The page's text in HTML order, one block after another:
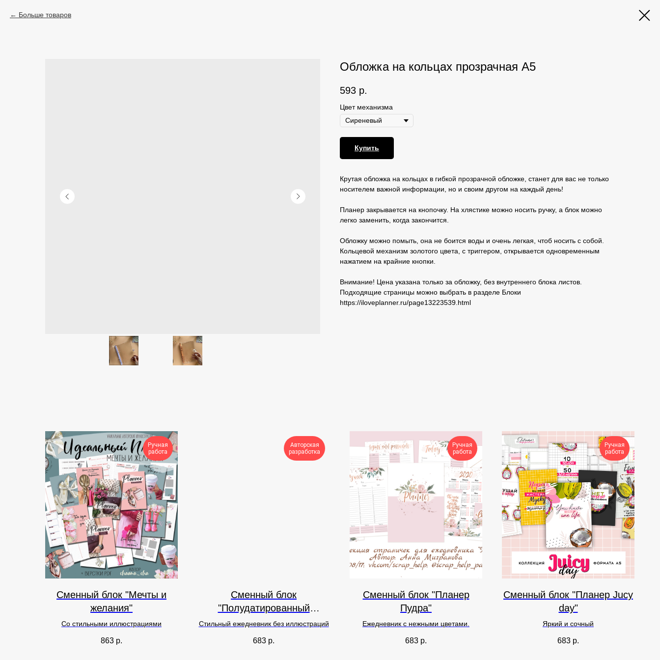
Больше товаров
Обложка на кольцах прозрачная А5
593 р.
Цвет механизма
Купить
Крутая обложка на кольцах в гибкой прозрачной обложке, станет для вас не только
носителем важной информации, но и своим другом на каждый день!
Планер закрывается на кнопочку. На хлястике можно носить ручку, а блок можно
легко заменить, когда закончится.
Обложку можно помыть, она не боится воды и очень легкая, чтоб носить с собой.
Кольцевой механизм золотого цвета, с триггером, открывается одновременным
нажатием на крайние кнопки.
Внимание! Цена указана только за обложку, без внутреннего блока листов.
Подходящие страницы можно выбрать в разделе Блоки
https://iloveplanner.ru/page13223539.html
Ручная
работа
Сменный блок "Мечты и
желания"
Со стильными иллюстрациями
863 р.
Авторская
разработка
Сменный блок
"Полудатированный
минимализм"
Стильный ежедневник без иллюстраций
683 р.
Ручная
работа
Сменный блок "Планер
Пудра"
Ежедневник с нежными цветами.
683 р.
Ручная
работа
Сменный блок "Планер Jucy
day"
Яркий и сочный
683 р.